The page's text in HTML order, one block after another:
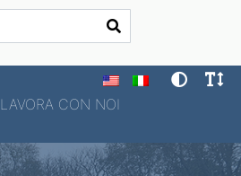
LAVORA CON NOI